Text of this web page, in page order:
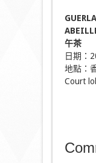
午茶
日期：
地點：
Court